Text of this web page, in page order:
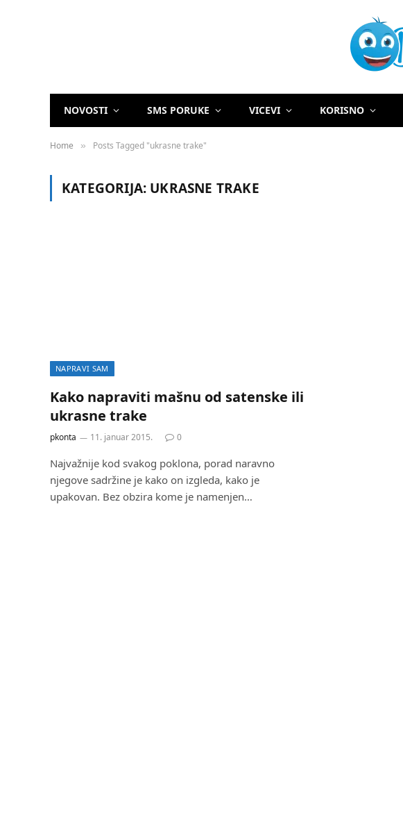
NOVOSTI SMS PORUKE VICEVI KORISNO
Home » Posts Tagged "ukrasne trake"
KATEGORIJA: UKRASNE TRAKE
NAPRAVI SAM
Kako napraviti mašnu od satenske ili
ukrasne trake
pkonta 11. januar 2015. 0
Najvažnije kod svakog poklona, porad naravno
njegove sadržine je kako on izgleda, kako je
upakovan. Bez obzira kome je namenjen…